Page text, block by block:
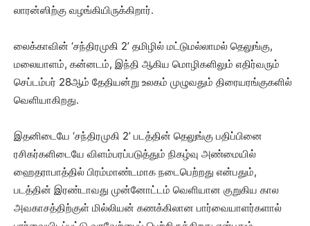
லாரன்ஸிற்கு வழங்கியிருக்கிறார்.
லைக்காவின் ‘சந்திரமுகி 2’ தமிழில் மட்டுமல்லாமல் தெலுங்கு,
மலையாளம், கன்னடம், இந்தி ஆகிய மொழிகளிலும் எதிர்வரும்
செப்டம்பர் 28ஆம் தேதியன்று உலகம் முழுவதும் திரையரங்குகளில்
வெளியாகிறது.‌
இதனிடையே ‘சந்திரமுகி 2’ படத்தின் தெலுங்கு பதிப்பினை
ரசிகர்களிடையே விளம்பரப்படுத்தும் நிகழ்வு அண்மையில்
ஹைதராபாத்தில் பிரம்மாண்டமாக நடைபெற்றது என்பதும்,
படத்தின் இரண்டாவது முன்னோட்டம் வெளியான குறுகிய கால
அவகாசத்திற்குள் மில்லியன் கணக்கிலான பார்வையாளர்களால்